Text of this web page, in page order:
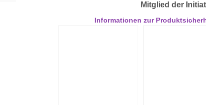
Mitglied der
Informationen zur